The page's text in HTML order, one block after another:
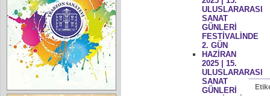
ULUSLARARASI
SANAT
GÜNLERİ
FESTİVALİNDE
2. GÜN
HAZİRAN
2025 | 15.
ULUSLARARASI
SANAT
GÜNLERİ